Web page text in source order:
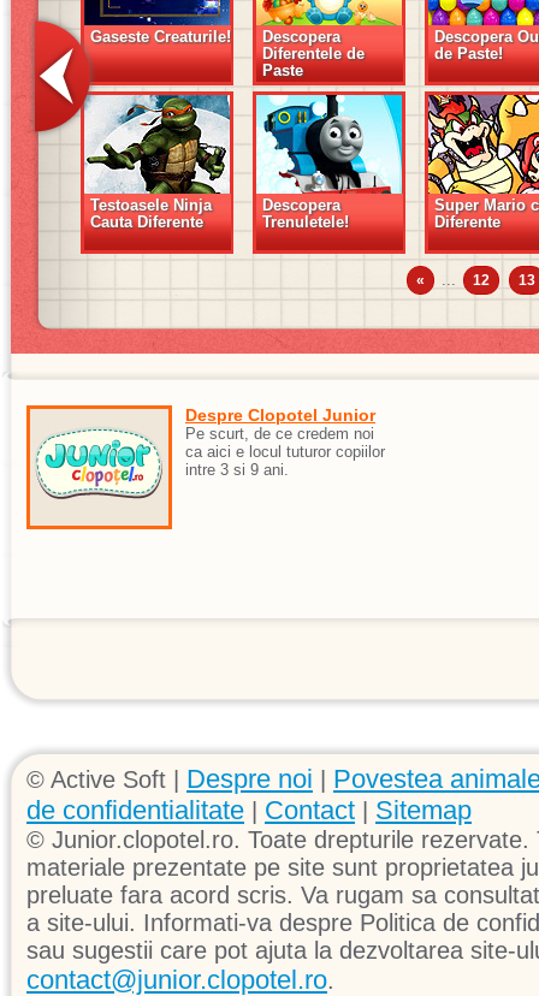
Gaseste Creaturile!
Descopera
Diferentele de
Paste
Descopera
de Paste!
Testoasele Ninja
Cauta Diferente
Descopera
Trenuletele!
Super Mario
Diferente
« ... 12 13
Despre Clopotel Junior
Pe scurt, de ce credem noi
ca aici e locul tuturor copiilor
intre 3 si 9 ani.
© Active Soft | Despre noi
Povestea
de confidentialitate
Contact Sitemap
© Junior.clopotel.ro. Toate drepturile
materiale prezentate pe site sunt proprietatea
preluate fara acord scris. Va rugam sa
a site-ului. Informati-va despre Politica de
sau sugestii care pot ajuta la dezvoltarea site-
contact@junior.clopotel.ro.